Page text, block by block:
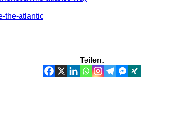
the-atlantic
Teilen: